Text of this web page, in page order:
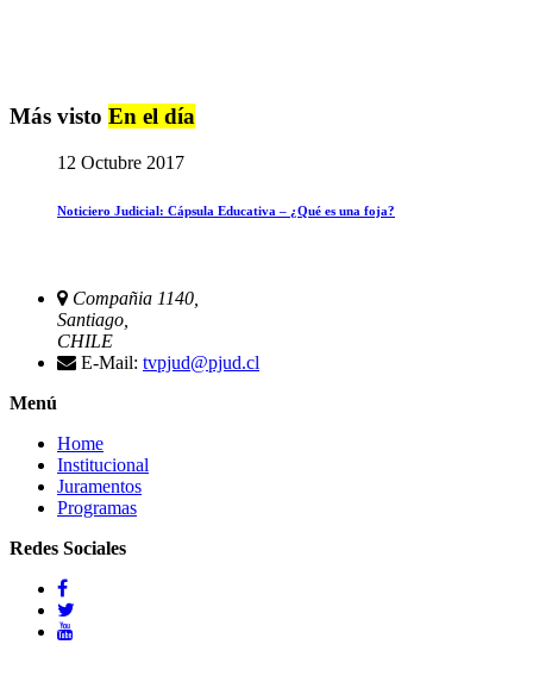
Más visto En el día
12 Octubre 2017
Noticiero Judicial: Cápsula Educativa – ¿Qué es una foja?
Compañia 1140,
Santiago,
CHILE
E-Mail: tvpjud@pjud.cl
Menú
Home
Institucional
Juramentos
Programas
Redes Sociales